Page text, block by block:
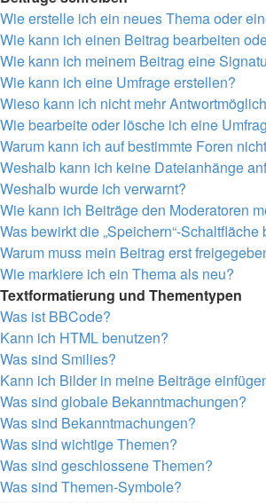
Wie erstelle ich ein neues Thema oder
Wie kann ich einen Beitrag bearbeiten
Wie kann ich meinem Beitrag eine
Wie kann ich eine Umfrage erstellen?
Wieso kann ich nicht mehr
Wie bearbeite oder lösche ich eine
Warum kann ich auf bestimmte Foren
Weshalb kann ich keine Dateianhänge
Weshalb wurde ich verwarnt?
Wie kann ich Beiträge den Moderatoren
Was bewirkt die „Speichern“-
Warum muss mein Beitrag erst
Wie markiere ich ein Thema als neu?
Textformatierung und Thementypen
Was ist BBCode?
Kann ich HTML benutzen?
Was sind Smilies?
Kann ich Bilder in meine Beiträge
Was sind globale Bekanntmachungen?
Was sind Bekanntmachungen?
Was sind wichtige Themen?
Was sind geschlossene Themen?
Was sind Themen-Symbole?